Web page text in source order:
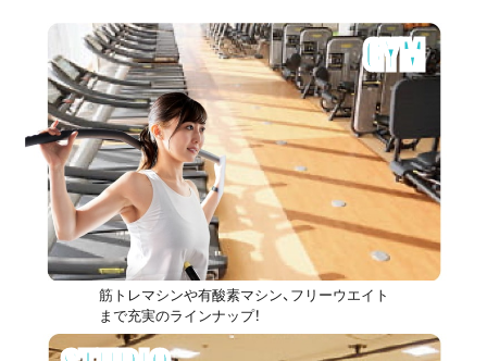
GYM
筋トレマシンや有酸素マシン、フリーウエイト
まで充実のラインナップ！